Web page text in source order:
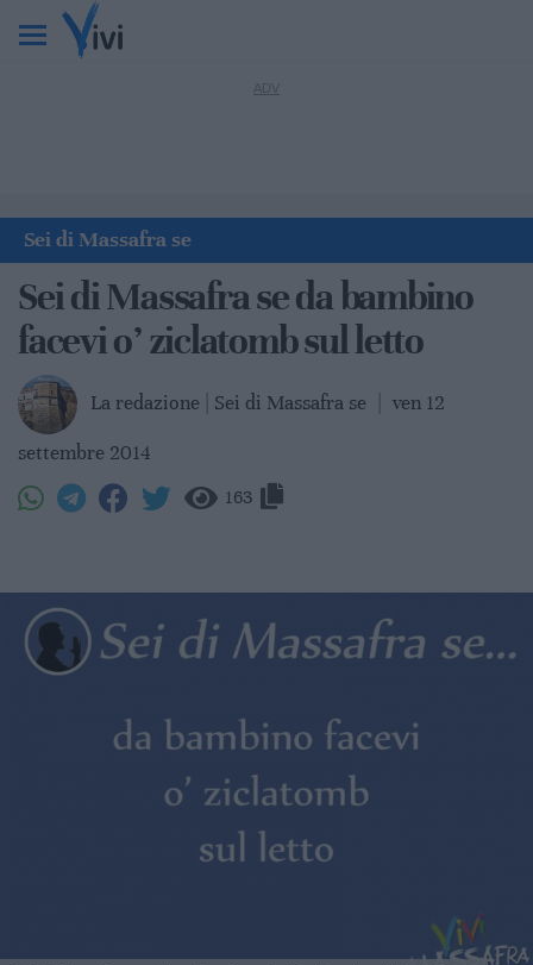
Sei di Massafra se
Sei di Massafra se da bambino
facevi o’ ziclatomb sul letto
La redazione | Sei di Massafra se ven 12
settembre 2014
163